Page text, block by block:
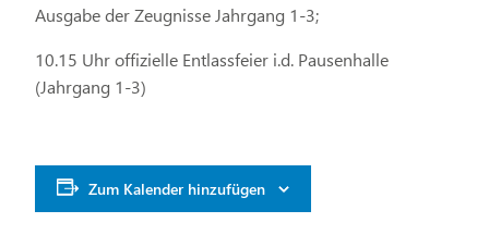
Ausgabe der Zeugnisse Jahrgang 1-3;
10.15 Uhr offizielle Entlassfeier i.d. Pausenhalle
(Jahrgang 1-3)
Zum Kalender hinzufügen